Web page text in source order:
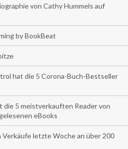
von Cathy Hummels auf
by BookBeat
hat die 5 Corona-Buch-Bestseller
die 5 meistverkauften Reader von
eBooks
Verkäufe letzte Woche an über 200